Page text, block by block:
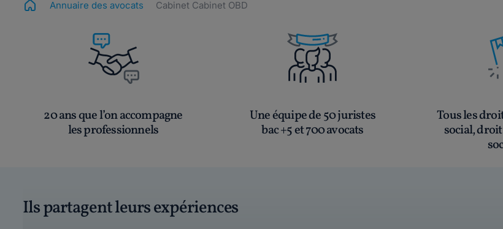
Annuaire des avocats Cabinet Cabinet OBD
20 ans que l’on accompagne
les professionnels
Une équipe de 50 juristes
bac +5 et 700 avocats
Tous les
social,
Ils partagent leurs expériences